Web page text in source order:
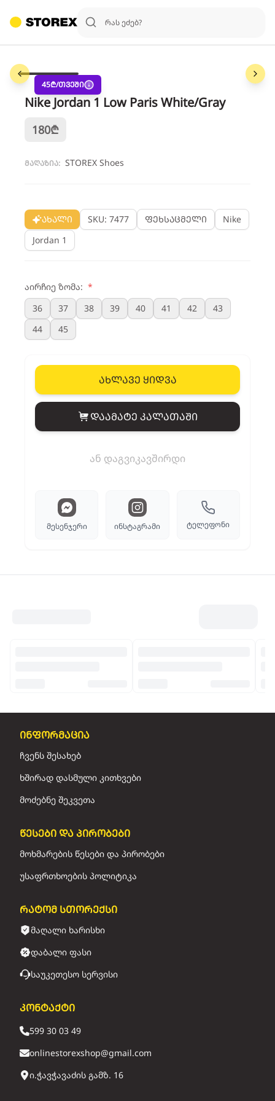
45₾/თვეში
Nike Jordan 1 Low Paris White/Gray
180₾
მაღაზია: STOREX Shoes
ახალი SKU: 7477 ფეხსაცმელი
Nike
Jordan 1
აირჩიე ზომა: *
36
37 38 39 40 41 42
43
44
45
ახლავე ყიდვა
View cart
დაამატე კალათაში
ან დაგვიკავშირდი
მესენჯერი ინსტაგრამი ტელეფონი
ინფორმაცია
ჩვენს შესახებ
ხშირად დასმული კითხვები
მოძებნე შეკვეთა
წესები და პირობები
მოხმარების წესები და პირობები
უსაფრთხოების პოლიტიკა
რატომ სთორექსი
მაღალი ხარისხი
დაბალი ფასი
საუკეთესო სერვისი
კონტაქტი
599 30 03 49
onlinestorexshop@gmail.com
ი.ჭავჭავაძის გამზ. 16